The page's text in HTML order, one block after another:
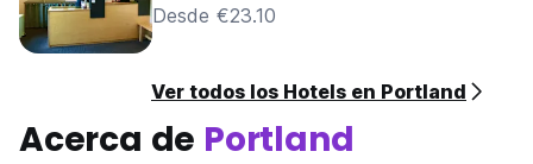
Desde €23.10
Ver todos los Hotels en Portland
Acerca de Portland